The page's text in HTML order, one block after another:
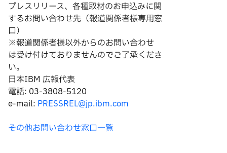
プレスリリース、各種取材のお申込みに関
するお問い合わせ先（報道関係者様専用窓
口）
※報道関係者様以外からのお問い合わせ
は受け付けておりませんのでご了承くださ
い。
日本IBM 広報代表
電話: 03-3808-5120
e-mail: PRESSREL@jp.ibm.com
その他お問い合わせ窓口一覧